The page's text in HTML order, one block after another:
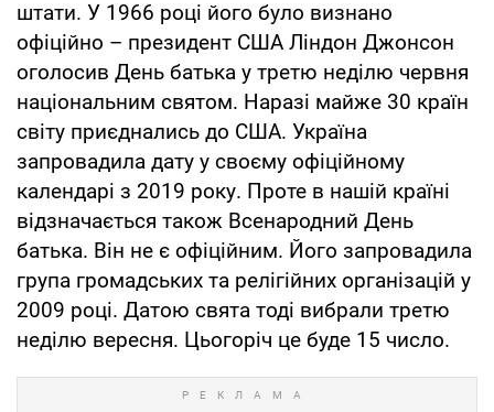
штати. У 1966 році його було визнано
офіційно – президент США Ліндон Джонсон
оголосив День батька у третю неділю червня
національним святом. Наразі майже 30 країн
світу приєднались до США. Україна
запровадила дату у своєму офіційному
календарі з 2019 року. Проте в нашій країні
відзначається також Всенародний День
батька. Він не є офіційним. Його запровадила
група громадських та релігійних організацій у
2009 році. Датою свята тоді вибрали третю
неділю вересня. Цьогоріч це буде 15 число.